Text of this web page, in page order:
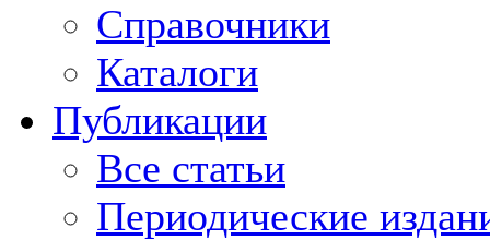
Справочники
Каталоги
Публикации
Все статьи
Периодические